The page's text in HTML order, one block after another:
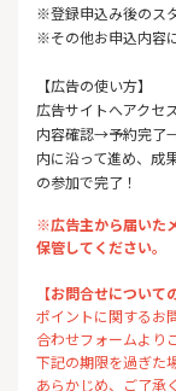
※登録申込み後のス
※その他お申込内容
【広告の使い方】
広告サイトへアク
内容確認→予約完了
内に沿って進め、成
の参加で完了！
※広告主から届いた
保管してください。
【お問合せについて
ポイントに関するお
合わせフォームより
下記の期限を過ぎた
あらかじめ、ご了承